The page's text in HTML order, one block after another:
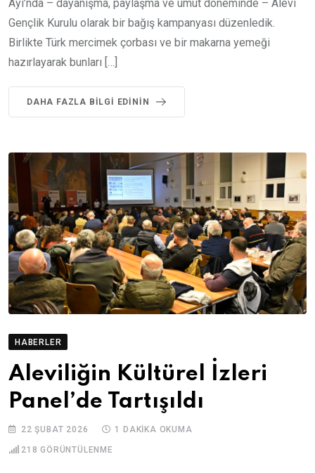
Ayı’nda – dayanışma, paylaşma ve umut döneminde – Alevi
Gençlik Kurulu olarak bir bağış kampanyası düzenledik.
Birlikte Türk mercimek çorbası ve bir makarna yemeği
hazırlayarak bunları […]
DAHA FAZLA BILGI EDININ
HABERLER
Aleviliğin Kültürel İzleri
Panel’de Tartışıldı
22 ŞUBAT 2026 1 DAKIKA OKUMA
218 GÖRÜNTÜLENME